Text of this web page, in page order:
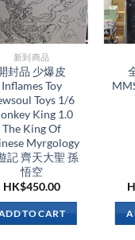
新到商品​
封品 少爆皮
Inflames Toy
Toys 1/6
King 1.0
The King Of
Myrgology
記 齊天大聖 孫
悟空
HK$450.00
TO CART